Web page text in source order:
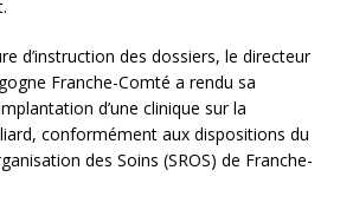
d’instruction des dossiers, le directeur
Franche-Comté a rendu sa
d’une clinique sur la
conformément aux dispositions du
des Soins (SROS) de Franche-